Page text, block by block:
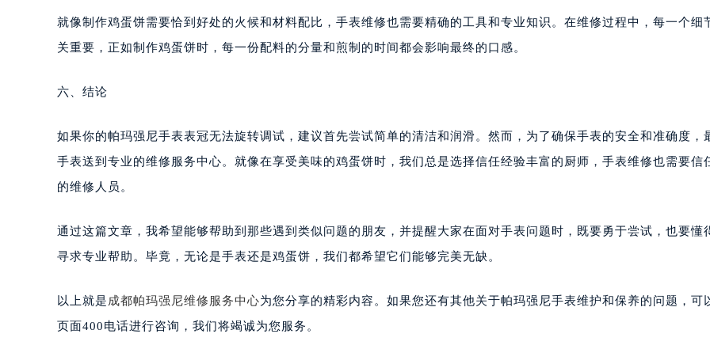
就像制作鸡蛋饼需要恰到好处的火候和材料配比，手表维修也需要精确的工具和专业知识。在维修过程中，每一个细
关重要，正如制作鸡蛋饼时，每一份配料的分量和煎制的时间都会影响最终的口感。
六、结论
如果你的帕玛强尼手表表冠无法旋转调试，建议首先尝试简单的清洁和润滑。然而，为了确保手表的安全和准确度，
手表送到专业的维修服务中心。就像在享受美味的鸡蛋饼时，我们总是选择信任经验丰富的厨师，手表维修也需要信
的维修人员。
通过这篇文章，我希望能够帮助到那些遇到类似问题的朋友，并提醒大家在面对手表问题时，既要勇于尝试，也要懂
寻求专业帮助。毕竟，无论是手表还是鸡蛋饼，我们都希望它们能够完美无缺。
以上就是 成都帕玛强尼维修服务中心为您分享的精彩内容。如果您还有其他关于帕玛强尼手表维护和保养的问题，可
页面400电话进行咨询，我们将竭诚为您服务。